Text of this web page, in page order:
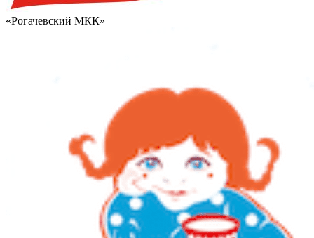
«Рогачевский МКК»